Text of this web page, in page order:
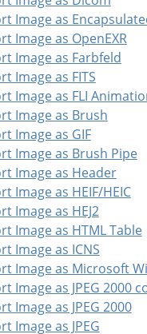
Image as
Image as OpenEXR
Image as Farbfeld
Image as FITS
Image as FLI
Image as Brush
Image as GIF
Image as Brush Pipe
Image as Header
Image as HEIF/HEIC
Image as HEJ2
Image as HTML Table
Image as ICNS
Image as Microsoft
Image as JPEG 2000
Image as JPEG 2000
Image as JPEG